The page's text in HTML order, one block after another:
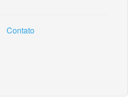
Contato